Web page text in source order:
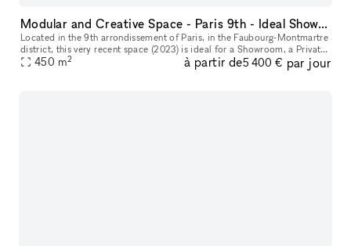
Modular and Creative Space - Paris 9th - Ideal Showroom / Product Presentation / Corporate Event
Located in the 9th arrondissement of Paris, in the Faubourg-Montmartre
district, this very recent space (2023) is ideal for a Showroom, a Private
Sale, a Corporate Event, or an Exhibition. The area
450 m2 à partir de5 400 € par jour